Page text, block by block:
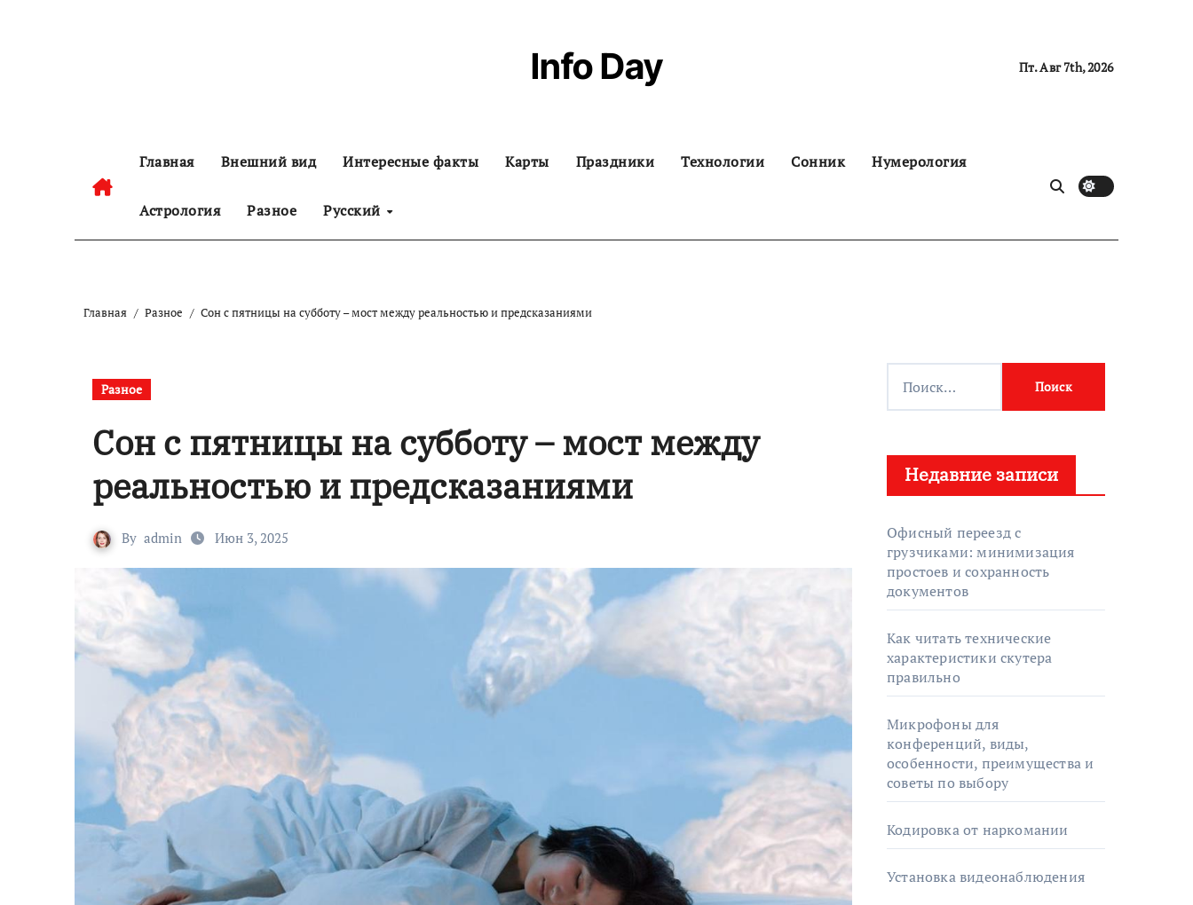
Info Day Пт. Авг 7th, 2026
Главная Внешний вид Интересные факты Карты Праздники Технологии Сонник Нумерология
Астрология Разное Русский
Главная Разное Сон с пятницы на субботу – мост между реальностью и предсказаниями
Разное
Сон с пятницы на субботу – мост между
реальностью и предсказаниями
By admin Июн 3, 2025
:
Недавние записи
Офисный переезд с
грузчиками: минимизация
простоев и сохранность
документов
Как читать технические
характеристики скутера
правильно
Микрофоны для
конференций, виды,
особенности, преимущества и
советы по выбору
Кодировка от наркомании
Установка видеонаблюдения